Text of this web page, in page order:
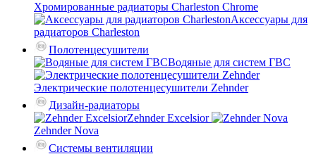
Хромированные радиаторы Charleston Chrome
Аксессуары для
радиаторов Charleston
Полотенцесушители
Водяные для систем ГВС
Электрические полотенцесушители Zehnder
Дизайн-радиаторы
Zehnder Excelsior
Zehnder Nova
Системы вентиляции